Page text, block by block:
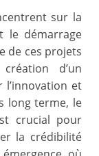
sur la
le démarrage
de ces projets
d’un
l’innovation et
long terme, le
crucial pour
la crédibilité